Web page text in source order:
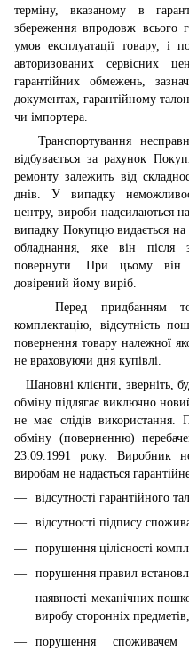
терміну, вказаному в
збереження впродовж всього
умов експлуатації товару, і
авторизованих сервісних
гарантійних обмежень,
документах, гарантійному
чи імпортера.
Транспортування
відбувається за рахунок
ремонту залежить від
днів. У випадку
центру, вироби надсилаються
випадку Покупцю видається на
обладнання, яке він після
повернути. При цьому він
довірений йому виріб.
Перед придбанням
комплектацію, відсутність
повернення товару належної
не враховуючи дня купівлі.
Шановні клієнти, зверніть,
обміну підлягає виключно
не має слідів використання.
обміну (поверненню)
23.09.1991 року. Виробник
виробам не надається
відсутності гарантійного
відсутності підпису
порушення цілісності
порушення правил
наявності механічних
виробу сторонніх
порушення споживачем